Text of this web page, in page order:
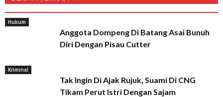
Hukum
Anggota Dompeng Di Batang Asai Bunuh
Diri Dengan Pisau Cutter
Kriminal
Tak Ingin Di Ajak Rujuk, Suami Di CNG
Tikam Perut Istri Dengan Sajam